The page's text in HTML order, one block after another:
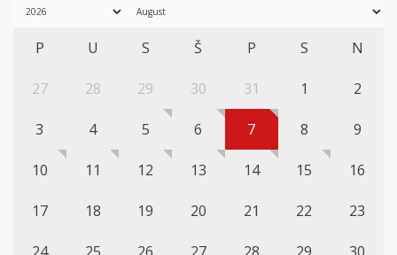
P U S Š P S N
27 28 29 30 31 1 2
3 4 5 6 7 8 9
10 11 12 13 14 15 16
17 18 19 20 21 22 23